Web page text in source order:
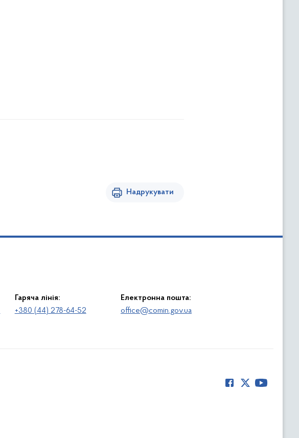
Надрукувати
Гаряча лінія:
+380 (44) 278-64-52
Електронна пошта:
office@comin.gov.ua